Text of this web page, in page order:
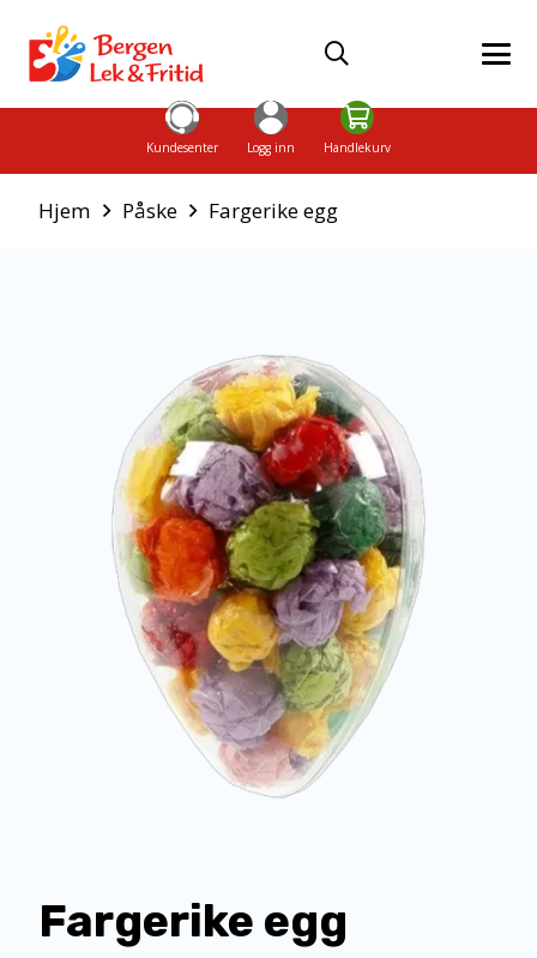
Kundesenter Logg inn Handlekurv
Hjem Påske Fargerike egg
Fargerike egg